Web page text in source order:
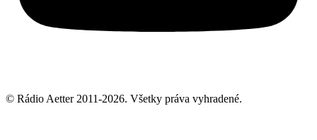
© Rádio Aetter 2011-2026. Všetky práva vyhradené.